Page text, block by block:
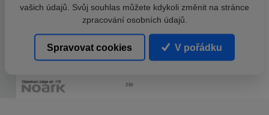
vašich údajů. Svůj souhlas můžete kdykoli změnit na stránce
zpracování osobních údajů.
Spravovat cookies V pořádku